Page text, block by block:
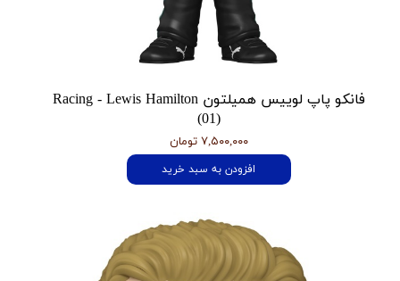
فانکو پاپ لوییس همیلتون Racing - Lewis Hamilton
(01)
۷,۵۰۰,۰۰۰ تومان
افزودن به سبد خرید